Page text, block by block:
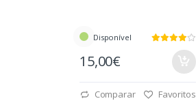
Disponível
15,00€
Comparar Favoritos